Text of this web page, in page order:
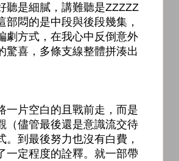
聽是細膩，講難聽是ZZZZZ
悶的是中段與後段幾集，
劇方式，在我心中反倒意外
驚喜，多條支線整體拼湊出
一片空白的且戰前走，而是
（儘管最後還是意識流交待
到最後努力也沒有白費，
一定程度的詮釋。就一部帶